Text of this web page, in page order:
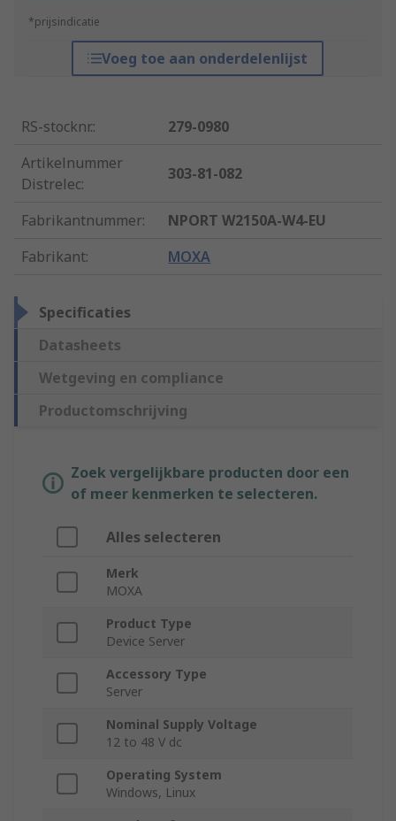
*prijsindicatie
Voeg toe aan onderdelenlijst
RS-stocknr.:
279-0980
Artikelnummer
Distrelec:
303-81-082
Fabrikantnummer:
NPORT W2150A-W4-EU
Fabrikant: MOXA
Specificaties
Datasheets
Wetgeving en compliance
Productomschrijving
Zoek vergelijkbare producten door een
of meer kenmerken te selecteren.
Alles selecteren
Merk
MOXA
Product Type
Device Server
Accessory Type
Server
Nominal Supply Voltage
12 to 48 V dc
Operating System
Windows, Linux